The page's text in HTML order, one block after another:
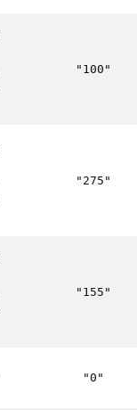
"100"
"275"
"155"
"0"